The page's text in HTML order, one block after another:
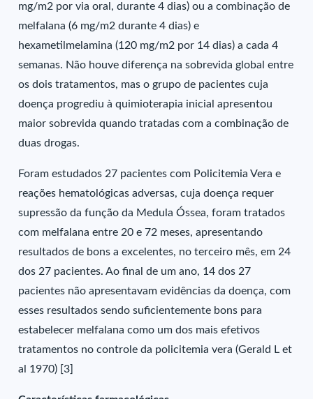
mg/m2 por via oral, durante 4 dias) ou a combinação de
melfalana (6 mg/m2 durante 4 dias) e
hexametilmelamina (120 mg/m2 por 14 dias) a cada 4
semanas. Não houve diferença na sobrevida global entre
os dois tratamentos, mas o grupo de pacientes cuja
doença progrediu à quimioterapia inicial apresentou
maior sobrevida quando tratadas com a combinação de
duas drogas.
Foram estudados 27 pacientes com Policitemia Vera e
reações hematológicas adversas, cuja doença requer
supressão da função da Medula Óssea, foram tratados
com melfalana entre 20 e 72 meses, apresentando
resultados de bons a excelentes, no terceiro mês, em 24
dos 27 pacientes. Ao final de um ano, 14 dos 27
pacientes não apresentavam evidências da doença, com
esses resultados sendo suficientemente bons para
estabelecer melfalana como um dos mais efetivos
tratamentos no controle da policitemia vera (Gerald L et
al 1970) [3]